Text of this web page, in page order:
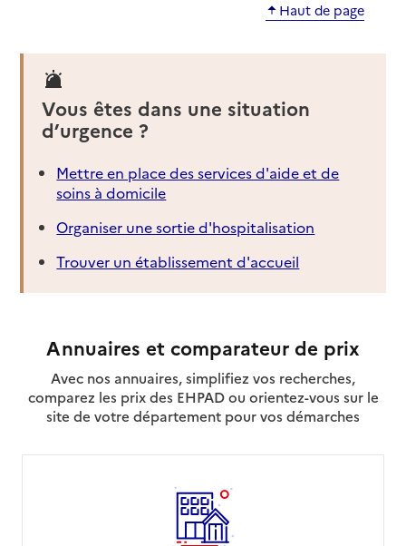
Haut de page
Vous êtes dans une situation
d’urgence ?
Mettre en place des services d'aide et de
soins à domicile
Organiser une sortie d'hospitalisation
Trouver un établissement d'accueil
Annuaires et comparateur de prix
Avec nos annuaires, simplifiez vos recherches,
comparez les prix des EHPAD ou orientez-vous sur le
site de votre département pour vos démarches